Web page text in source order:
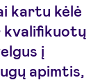
kartu kėlė
kvalifikuotų
į
apimtis,